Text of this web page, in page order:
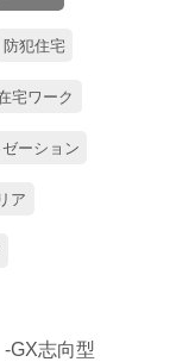
防犯住宅
宅ワーク
ーション
ア
志向型